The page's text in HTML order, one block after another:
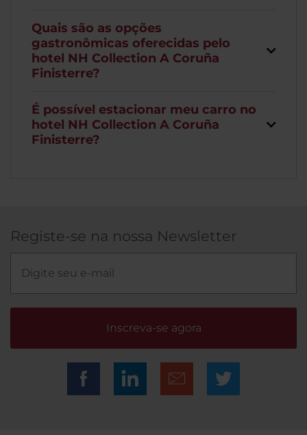
Quais são as opções
gastronômicas oferecidas pelo
hotel NH Collection A Coruña
Finisterre?
É possível estacionar meu carro no
hotel NH Collection A Coruña
Finisterre?
Registe-se na nossa Newsletter
Inscreva-se agora